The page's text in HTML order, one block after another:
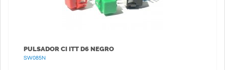
PULSADOR CI ITT D6 NEGRO
SW085N